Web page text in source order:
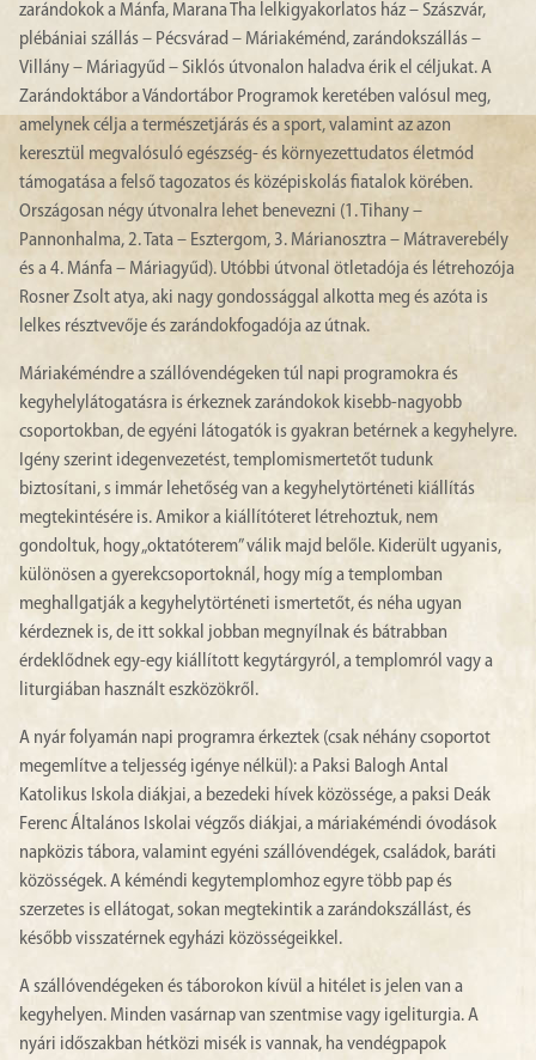
zarándokok a Mánfa, Marana Tha lelkigyakorlatos ház – Szászvár,
plébániai szállás – Pécsvárad – Máriakéménd, zarándokszállás –
Villány – Máriagyűd – Siklós útvonalon haladva érik el céljukat. A
Zarándoktábor a Vándortábor Programok keretében valósul meg,
amelynek célja a természetjárás és a sport, valamint az azon
keresztül megvalósuló egészség- és környezettudatos életmód
támogatása a felső tagozatos és középiskolás fiatalok körében.
Országosan négy útvonalra lehet benevezni (1. Tihany –
Pannonhalma, 2. Tata – Esztergom, 3. Márianosztra – Mátraverebély
és a 4. Mánfa – Máriagyűd). Utóbbi útvonal ötletadója és létrehozója
Rosner Zsolt atya, aki nagy gondossággal alkotta meg és azóta is
lelkes résztvevője és zarándokfogadója az útnak.
Máriakéméndre a szállóvendégeken túl napi programokra és
kegyhelylátogatásra is érkeznek zarándokok kisebb-nagyobb
csoportokban, de egyéni látogatók is gyakran betérnek a kegyhelyre.
Igény szerint idegenvezetést, templomismertetőt tudunk
biztosítani, s immár lehetőség van a kegyhelytörténeti kiállítás
megtekintésére is. Amikor a kiállítóteret létrehoztuk, nem
gondoltuk, hogy „oktatóterem” válik majd belőle. Kiderült ugyanis,
különösen a gyerekcsoportoknál, hogy míg a templomban
meghallgatják a kegyhelytörténeti ismertetőt, és néha ugyan
kérdeznek is, de itt sokkal jobban megnyílnak és bátrabban
érdeklődnek egy-egy kiállított kegytárgyról, a templomról vagy a
liturgiában használt eszközökről.
A nyár folyamán napi programra érkeztek (csak néhány csoportot
megemlítve a teljesség igénye nélkül): a Paksi Balogh Antal
Katolikus Iskola diákjai, a bezedeki hívek közössége, a paksi Deák
Ferenc Általános Iskolai végzős diákjai, a máriakéméndi óvodások
napközis tábora, valamint egyéni szállóvendégek, családok, baráti
közösségek. A kéméndi kegytemplomhoz egyre több pap és
szerzetes is ellátogat, sokan megtekintik a zarándokszállást, és
később visszatérnek egyházi közösségeikkel.
A szállóvendégeken és táborokon kívül a hitélet is jelen van a
kegyhelyen. Minden vasárnap van szentmise vagy igeliturgia. A
nyári időszakban hétközi misék is vannak, ha vendégpapok